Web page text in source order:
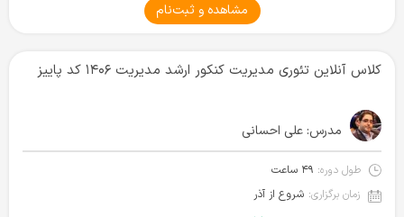
مشاهده و ثبت‌نام
کلاس آنلاین تئوری مدیریت کنکور ارشد مدیریت ۱۴۰۶ کد پاییز
مدرس: علی احسانی
طول دوره: ۴۹ ساعت
زمان برگزاری: شروع از آذر